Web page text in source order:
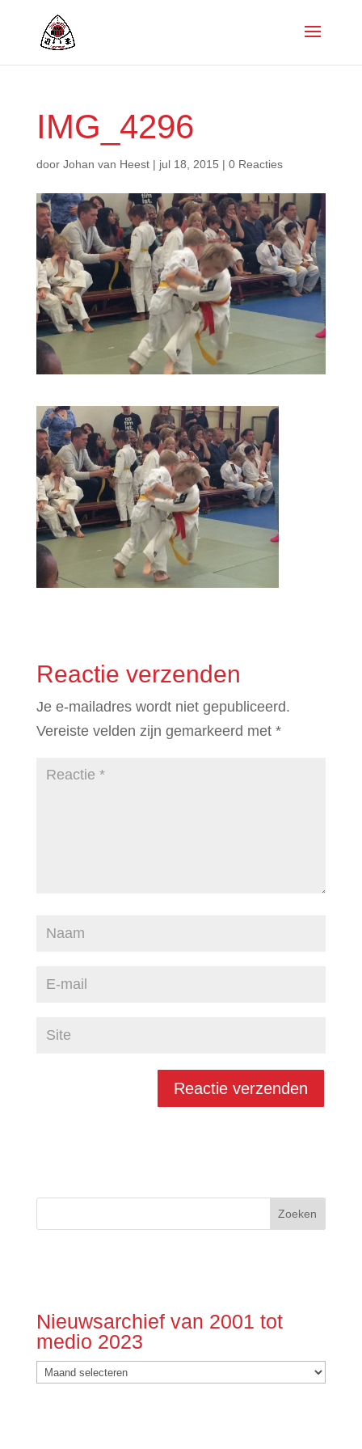
IMG_4296
door Johan van Heest| jul 18, 2015 | 0 Reacties
Reactie verzenden
Je e-mailadres wordt niet gepubliceerd.
Vereiste velden zijn gemarkeerd met *
Nieuwsarchief van 2001 tot
medio 2023
Nieuwsarchief
van